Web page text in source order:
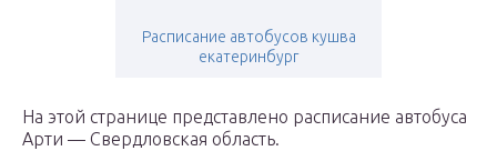
Расписание автобусов кушва
екатеринбург
На этой странице представлено расписание автобуса
Арти — Свердловская область.